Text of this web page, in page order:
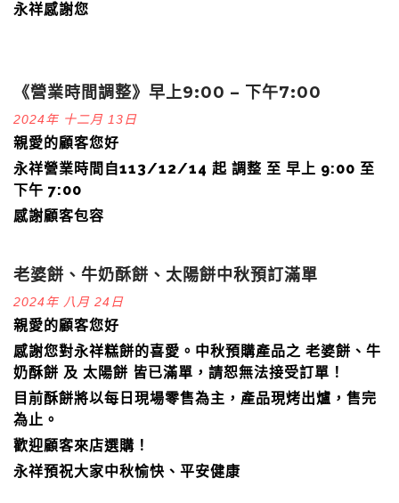
永祥感謝您
《營業時間調整》早上9:00 – 下午7:00
2024年 十二月 13日
親愛的顧客您好
永祥營業時間自113/12/14 起 調整 至 早上 9:00 至
下午 7:00
感謝顧客包容
老婆餅、牛奶酥餅、太陽餅中秋預訂滿單
2024年 八月 24日
親愛的顧客您好
感謝您對永祥糕餅的喜愛。中秋預購產品之 老婆餅、牛
奶酥餅 及 太陽餅 皆已滿單，請恕無法接受訂單！
目前酥餅將以每日現場零售為主，產品現烤出爐，售完
為止。
歡迎顧客來店選購！
永祥預祝大家中秋愉快、平安健康